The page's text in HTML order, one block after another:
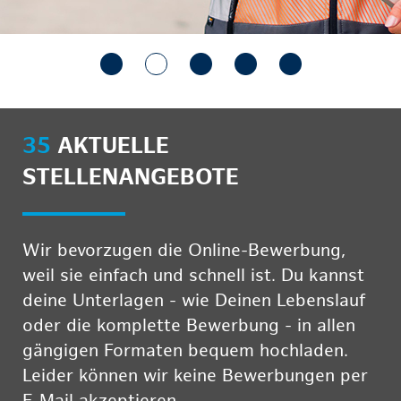
35 AKTUELLE
STELLENANGEBOTE
Wir bevorzugen die Online-Bewerbung,
weil sie einfach und schnell ist. Du kannst
deine Unterlagen - wie Deinen Lebenslauf
oder die komplette Bewerbung - in allen
gängigen Formaten bequem hochladen.
Leider können wir keine Bewerbungen per